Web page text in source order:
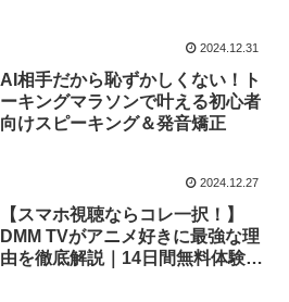
2024.12.31
AI相手だから恥ずかしくない！ト
ーキングマラソンで叶える初心者
向けスピーキング＆発音矯正
2024.12.27
【スマホ視聴ならコレ一択！】
DMM TVがアニメ好きに最強な理
由を徹底解説｜14日間無料体験が